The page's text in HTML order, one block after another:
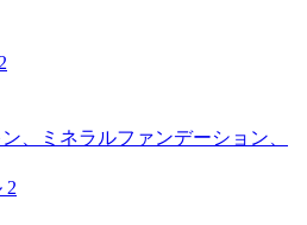
、ミネラルファンデーション、
2